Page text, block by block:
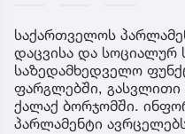
საქართველოს
დაცვისა და სოციალურ
საზედამხედველო
ფარგლებში, გასვლითი
ქალაქ ბორჯომში.
პარლამენტი